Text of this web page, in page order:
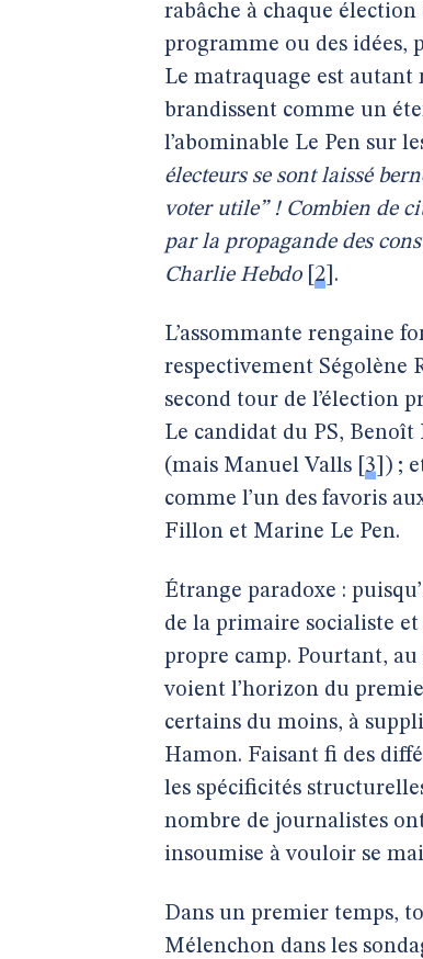
rabâche à chaque
programme ou des idées,
Le matraquage est
brandissent comme un
l’abominable Le Pen sur
électeurs se sont laissé
voter utile” ! Combien de
par la propagande des
Charlie Hebdo[ 2 .
L’assommante rengaine
respectivement Ségolène
second tour de l’élection
Le candidat du PS, Benoît
(mais Manuel Valls 3 ) ;
comme l’un des favoris
Fillon et Marine Le Pen.
Étrange paradoxe :
de la primaire socialiste
propre camp. Pourtant, au
voient l’horizon du
certains du moins, à
Hamon. Faisant fi des
les spécificités
nombre de journalistes
insoumise à vouloir se
Dans un premier temps,
Mélenchon dans les